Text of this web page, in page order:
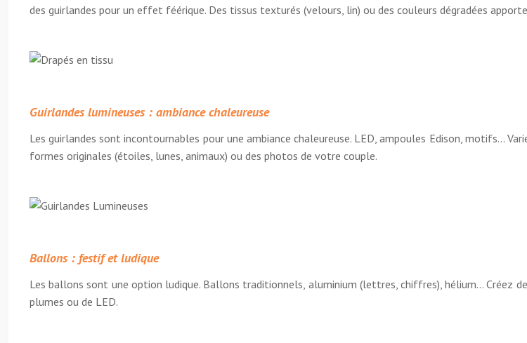
des guirlandes pour un effet féérique. Des tissus texturés (velours, lin) ou des couleurs dégradées
Guirlandes lumineuses : ambiance chaleureuse
Les guirlandes sont incontournables pour une ambiance chaleureuse. LED, ampoules Edison, motifs…
formes originales (étoiles, lunes, animaux) ou des photos de votre couple.
Ballons : festif et ludique
Les ballons sont une option ludique. Ballons traditionnels, aluminium (lettres, chiffres), hélium… Créez
plumes ou de LED.